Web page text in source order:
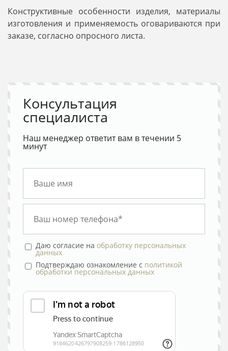
Конструктивные особенности изделия, материалы
изготовления и применяемость оговариваются при
заказе, согласно опросного листа.
Консультация
специалиста
Наш менеджер ответит вам в течении 5
минут
Даю согласие на обработку персональных
данных
Подтверждаю ознакомление с политикой
обработки персональных данных